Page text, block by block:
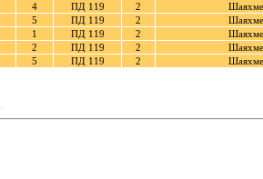
4 ПД 119 2
5 ПД 119 2
1 ПД 119 2
2 ПД 119 2
5 ПД 119 2